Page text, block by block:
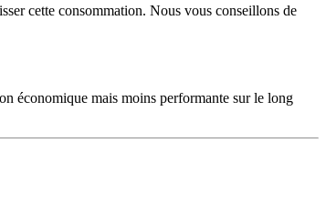
cette consommation. Nous vous conseillons de
économique mais moins performante sur le long